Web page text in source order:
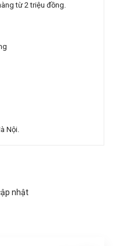
từ 2 triệu đồng.
Nội.
nhật